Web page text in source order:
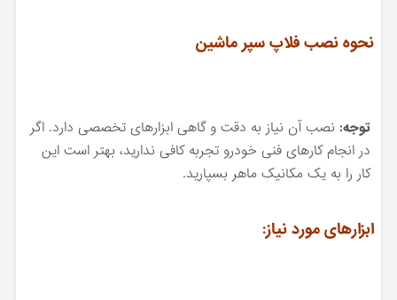
نحوه نصب فلاپ سپر ماشین
توجه: نصب آن نیاز به دقت و گاهی ابزارهای تخصصی دارد. اگر
در انجام کارهای فنی خودرو تجربه کافی ندارید، بهتر است این
کار را به یک مکانیک ماهر بسپارید.
ابزارهای مورد نیاز: